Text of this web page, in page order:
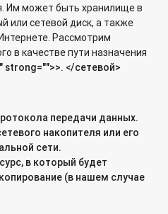
с сетевого хранилища на
синхронизируются некоторые
накопителе?
в диспетчере задач
QNAP поддержку Virtio
и дисковых
Им может быть хранилище в
или сетевой диск, а также
Рассмотрим
в качестве пути назначения
strong="">>. </cетевой>
передачи данных.
накопителя или его
сети.
в который будет
(в нашем случае